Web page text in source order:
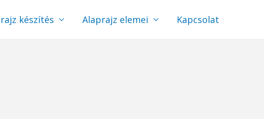
készítés Alaprajz elemei Kapcsolat